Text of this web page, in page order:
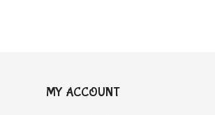
MY ACCOUNT